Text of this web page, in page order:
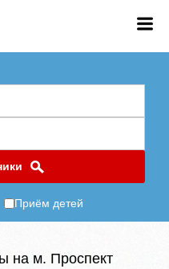
Приём детей
на м. Проспект